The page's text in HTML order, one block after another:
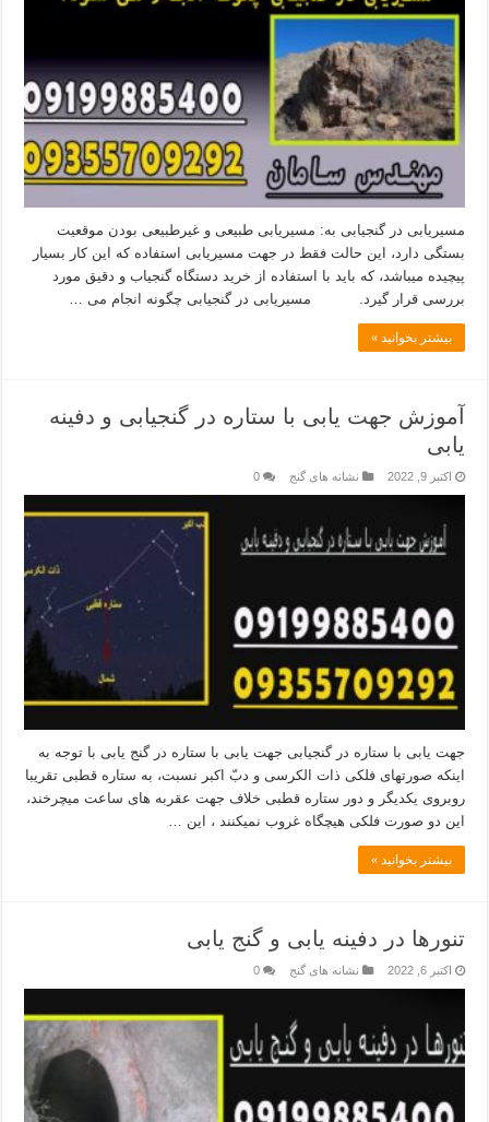
مسیریابی در گنجیابی به: مسیریابی طبیعی و غیرطبیعی بودن موقعیت
بستگی دارد، این حالت فقط در جهت مسیریابی استفاده که این کار بسیار
پیچیده میباشد، که باید با استفاده از خرید دستگاه گنجیاب و دقیق مورد
بررسی قرار گیرد. مسیریابی در گنجیابی چگونه انجام می …
بیشتر بخوانید »
آموزش جهت یابی با ستاره در گنجیابی و دفینه
یابی
اکتبر 9, 2022 نشانه های گنج 0
جهت یابی با ستاره در گنجیابی جهت یابی با ستاره در گنج یابی با توجه به
اینکه صورتهای فلکی ذات‌ الکرسی و دبّ اکبر نسبت، به ستاره‌ قطبی تقریبا
روبروی یکدیگر و دور ستاره‌ قطبی خلاف جهت عقربه‌ های ساعت میچرخند،
این دو صورت فلکی هیچگاه غروب نمیکنند ، این …
بیشتر بخوانید »
تنورها در دفینه یابی و گنج یابی
اکتبر 6, 2022 نشانه های گنج 0